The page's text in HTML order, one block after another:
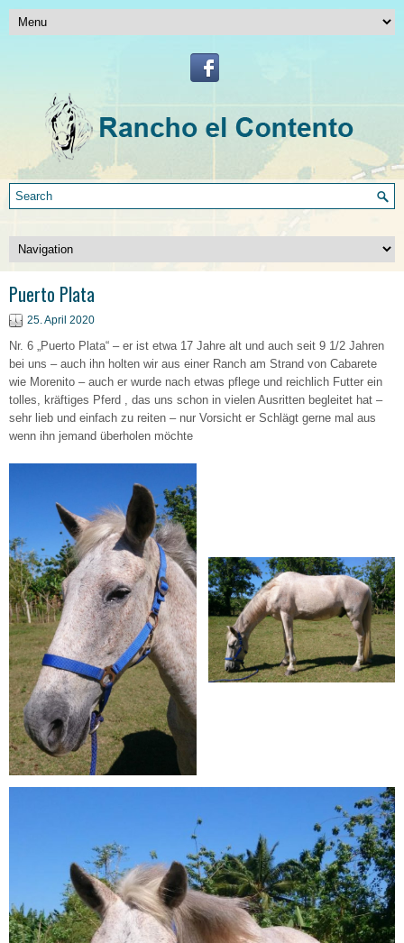
Puerto Plata
25. April 2020
Nr. 6 „Puerto Plata“ – er ist etwa 17 Jahre alt und auch seit 9 1/2 Jahren
bei uns – auch ihn holten wir aus einer Ranch am Strand von Cabarete
wie Morenito – auch er wurde nach etwas pflege und reichlich Futter ein
tolles, kräftiges Pferd , das uns schon in vielen Ausritten begleitet hat –
sehr lieb und einfach zu reiten – nur Vorsicht er Schlägt gerne mal aus
wenn ihn jemand überholen möchte